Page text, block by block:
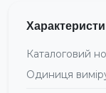
Каталоговий
Одиниця